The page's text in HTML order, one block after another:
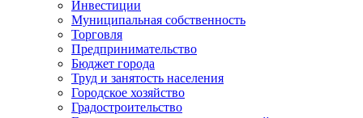
Инвестиции
Муниципальная собственность
Торговля
Предпринимательство
Бюджет города
Труд и занятость населения
Городское хозяйство
Градостроительство